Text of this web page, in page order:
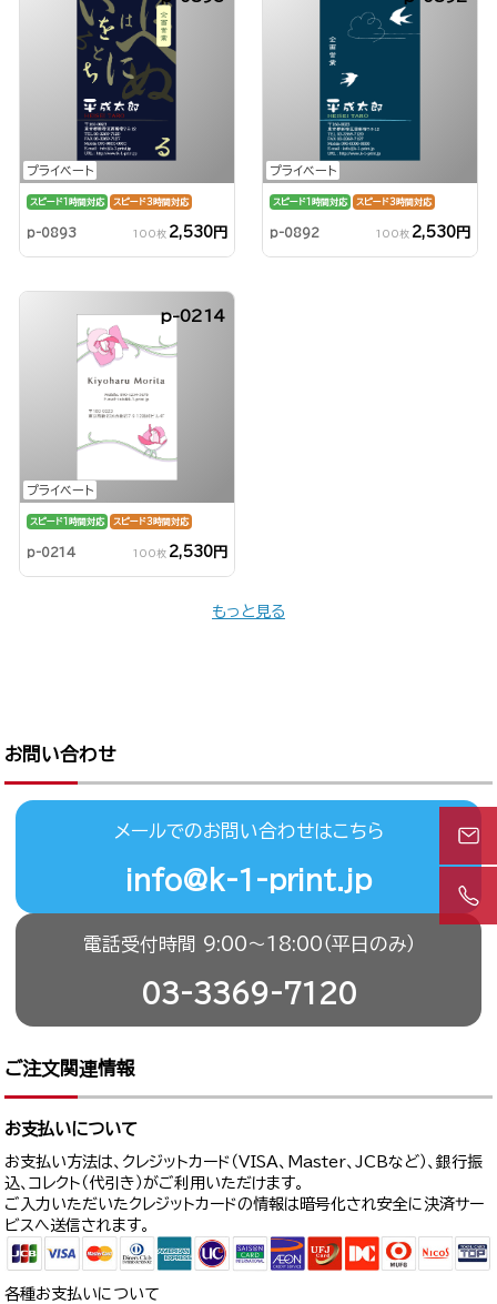
プライベート
スピード1時間対応 スピード3時間対応
p-0893 100枚 2,530円
プライベート
スピード1時間対応 スピード3時間対応
p-0892 100枚 2,530円
プライベート
p-0214
スピード1時間対応 スピード3時間対応
p-0214 100枚 2,530円
もっと見る
お問い合わせ
メールでのお問い合わせはこちら
info@k-1-print.jp
電話受付時間 9:00〜18:00（平日のみ）
03-3369-7120
ご注文関連情報
お支払いについて
お支払い方法は、クレジットカード（VISA、Master、JCBなど）、銀行振
込、コレクト（代引き）がご利用いただけます。
ご入力いただいたクレジットカードの情報は暗号化され安全に決済サー
ビスへ送信されます。
各種お支払いについて